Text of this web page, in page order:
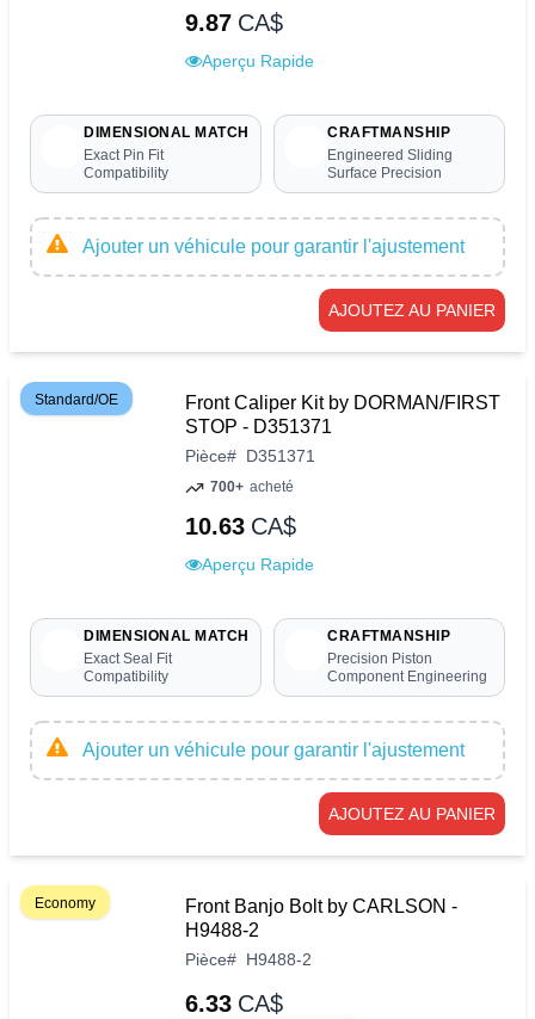
9.87 CA$
Aperçu Rapide
DIMENSIONAL MATCH
Exact Pin Fit
Compatibility
CRAFTMANSHIP
Engineered Sliding
Surface Precision
Ajouter un véhicule pour garantir l'ajustement
AJOUTEZ AU PANIER
Standard/OE
Front Caliper Kit by DORMAN/FIRST
STOP - D351371
Pièce# D351371
700+ acheté
10.63 CA$
Aperçu Rapide
DIMENSIONAL MATCH
Exact Seal Fit
Compatibility
CRAFTMANSHIP
Precision Piston
Component Engineering
Ajouter un véhicule pour garantir l'ajustement
AJOUTEZ AU PANIER
Economy
Front Banjo Bolt by CARLSON -
H9488-2
Pièce# H9488-2
6.33 CA$